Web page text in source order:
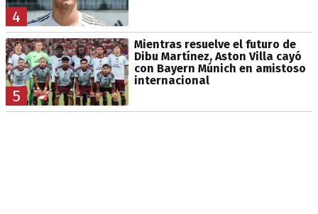
4
5
Mientras resuelve el futuro de
Dibu Martínez, Aston Villa cayó
con Bayern Múnich en amistoso
internacional